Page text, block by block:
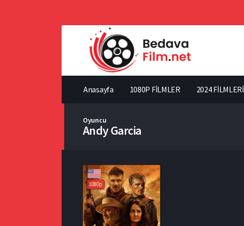
Anasayfa 1080P FİLMLER 2024 FİLMLERİ
Oyuncu
Andy Garcia
1080p